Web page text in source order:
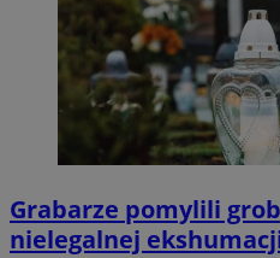
Grabarze pomylili
nielegalnej